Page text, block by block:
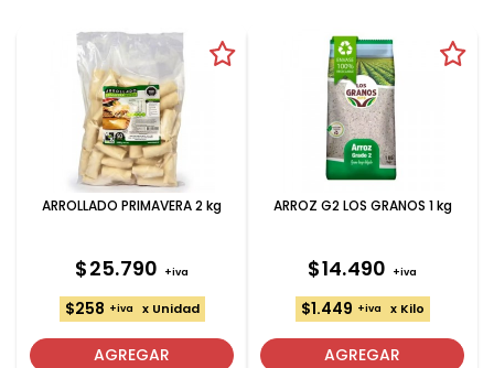
ARROLLADO PRIMAVERA 2 kg
$25.790 +iva
$258 +iva x Unidad
AGREGAR
ARROZ G2 LOS GRANOS 1 kg
$14.490 +iva
$1.449 +iva x Kilo
AGREGAR